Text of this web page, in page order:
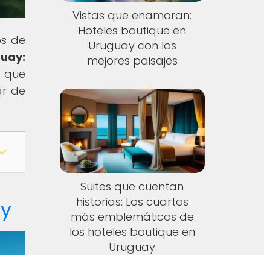
de
que
de
Vistas que enamoran:
Hoteles boutique en
Uruguay con los
mejores paisajes
Suites que cuentan
historias: Los cuartos
más emblemáticos de
los hoteles boutique en
Uruguay